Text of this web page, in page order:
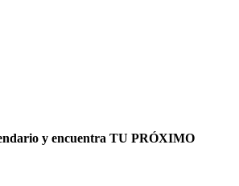
y encuentra TU PRÓXIMO